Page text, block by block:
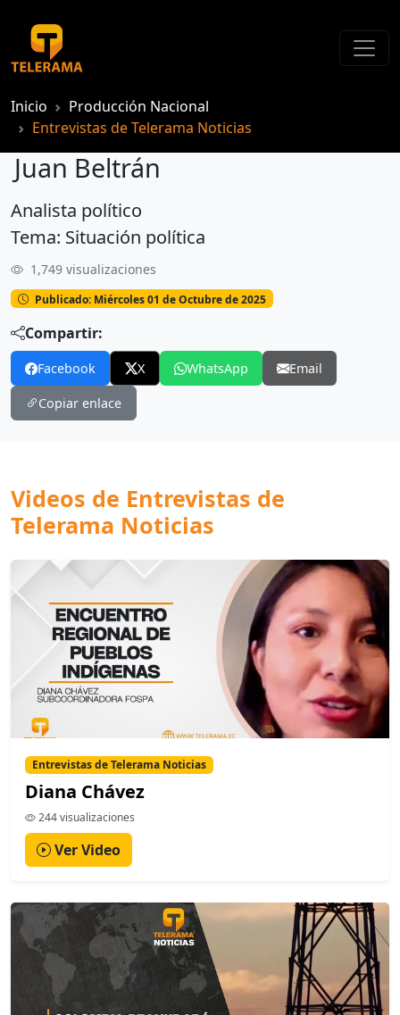
Inicio
Producción Nacional
Entrevistas de Telerama Noticias
Juan Beltrán
Juan Beltrán
Analista político
Tema: Situación política
1,749 visualizaciones
Publicado: Miércoles 01 de Octubre de 2025
Compartir:
Facebook X WhatsApp Email
Copiar enlace
Videos de Entrevistas de
Telerama Noticias
Entrevistas de Telerama Noticias
Diana Chávez
244 visualizaciones
Ver Video